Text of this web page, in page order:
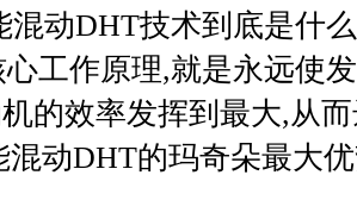
混动DHT技术到底是什
工作原理,就是永远使
的效率发挥到最大,从
混动DHT的玛奇朵最大